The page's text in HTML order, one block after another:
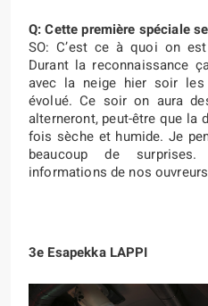
Q: Cette première spéciale
SO: C’est ce à quoi on
Durant la reconnaissance
avec la neige hier soir
évolué. Ce soir on aura
alterneront, peut-être que la
fois sèche et humide. Je
beaucoup de
informations de nos
3e Esapekka LAPPI